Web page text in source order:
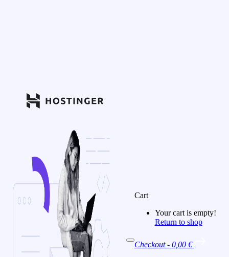
Cart
Your cart is empty!
Return to shop
Checkout - 0,00 €